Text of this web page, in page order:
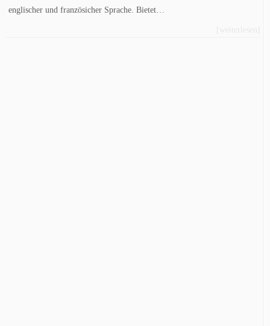
englischer und französicher Sprache. Bietet…
[weiterlesen]